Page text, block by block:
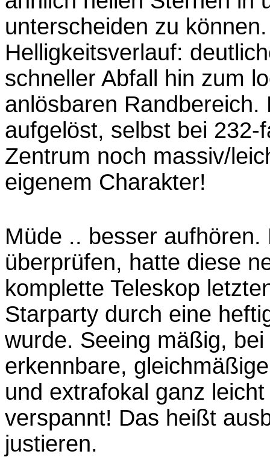
unterscheiden zu
Helligkeitsverlauf:
schneller Abfall hin zum
anlösbaren
aufgelöst, selbst bei
Zentrum noch massiv/
eigenem Charakter!
Müde .. besser
überprüfen, hatte diese
komplette Teleskop
Starparty durch eine
wurde. Seeing mäßig,
erkennbare,
und extrafokal ganz
verspannt! Das heißt
justieren.